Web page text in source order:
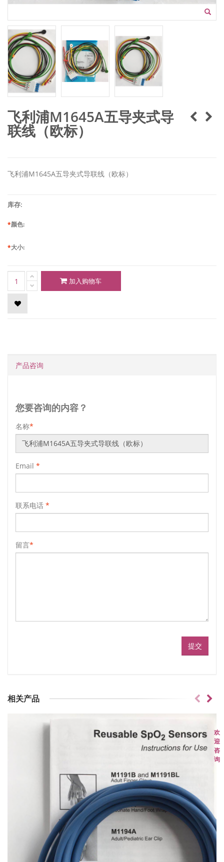
飞利浦M1645A五导夹式导
联线（欧标）
飞利浦M1645A五导夹式导联线（欧标）
库存:
*颜色:
*大小:
加入购物车
产品咨询
您要咨询的内容？
名称*
Email *
联系电话 *
留言*
相关产品
欢
迎
咨
询